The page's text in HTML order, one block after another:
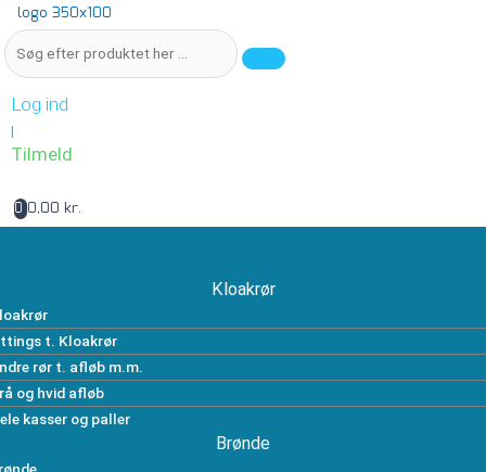
Log ind
|
Tilmeld
0 0,00 kr.
Kloakrør
t. Kloakrør
rør t. afløb m.m.
og hvid afløb
kasser og paller
Brønde